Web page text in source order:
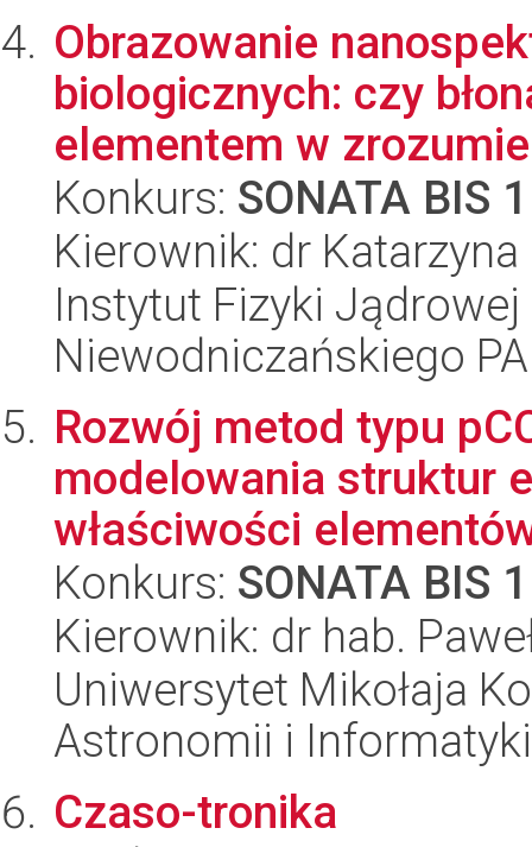
Obrazowanie
biologicznych: czy
elementem w
Konkurs: SONATA BIS
Kierownik: dr
Instytut Fizyki
Niewodniczańskiego
Rozwój metod typu
modelowania struktur
właściwości
Konkurs: SONATA BIS
Kierownik: dr hab.
Uniwersytet Mikołaja
Astronomii i
Czaso-tronika